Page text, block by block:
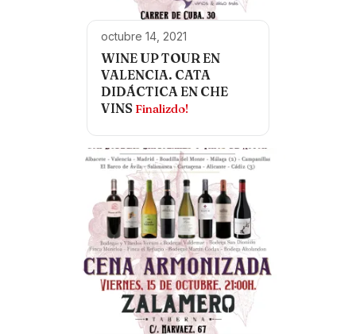
octubre 14, 2021
WINE UP TOUR EN
VALENCIA. CATA
DIDÁCTICA EN CHE
VINS Finalizdo!